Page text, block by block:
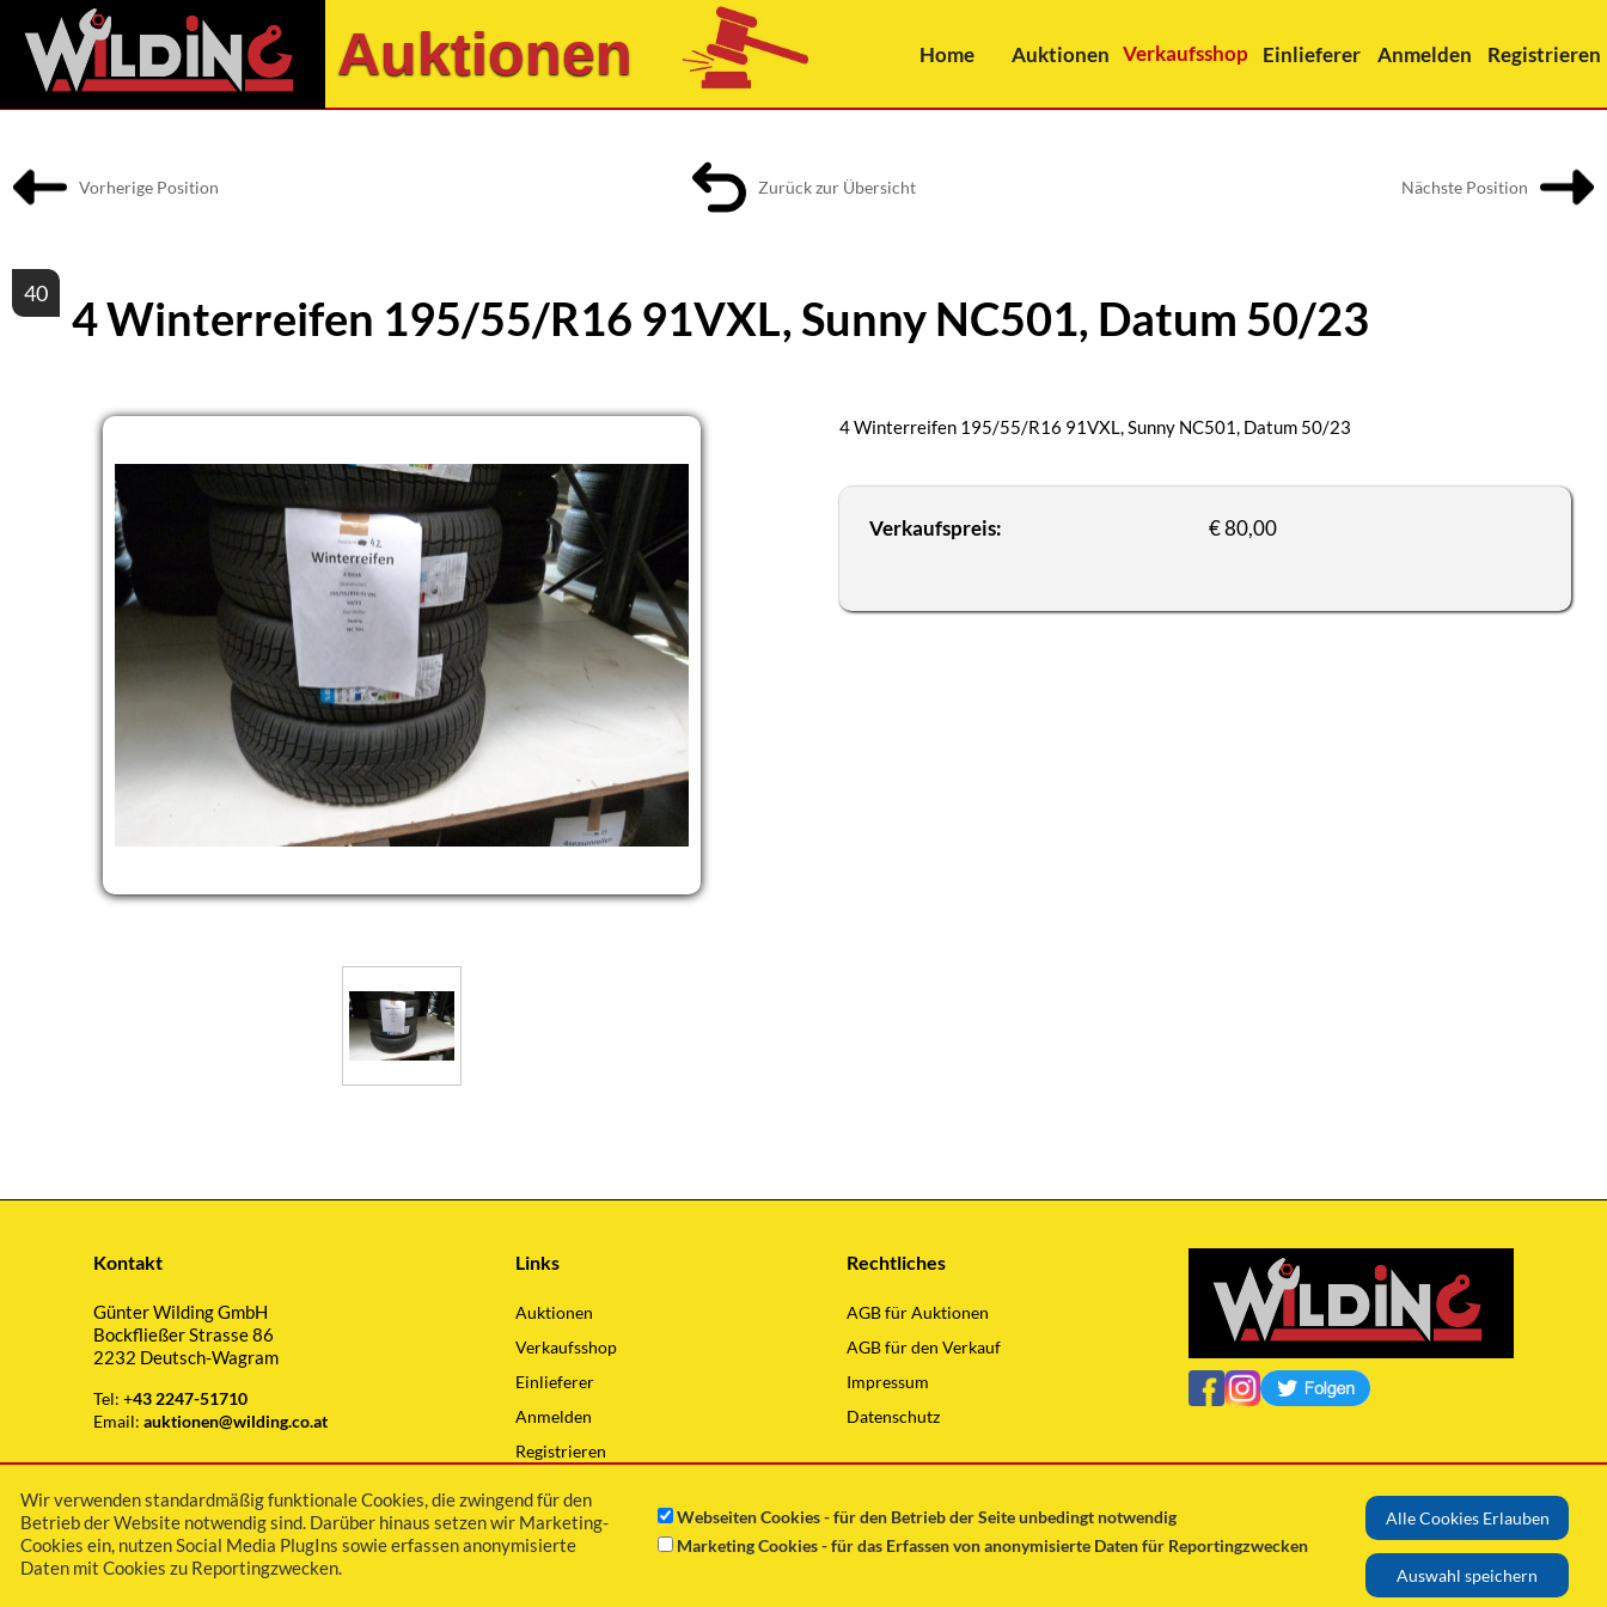
Auktionen Home Auktionen Verkaufsshop Einlieferer Anmelden Registrieren
Vorherige Position Zurück zur Übersicht Nächste Position
40 4 Winterreifen 195/55/R16 91VXL, Sunny NC501, Datum 50/23
4 Winterreifen 195/55/R16 91VXL, Sunny NC501, Datum 50/23
Verkaufspreis: € 80,00
Kontakt
Günter Wilding GmbH
Bockfließer Strasse 86
2232 Deutsch-Wagram
Tel: +43 2247-51710
Email: auktionen@wilding.co.at
Links
Auktionen
Verkaufsshop
Einlieferer
Anmelden
Registrieren
Rechtliches
AGB für Auktionen
AGB für den Verkauf
Impressum
Datenschutz
Wir verwenden standardmäßig funktionale Cookies, die zwingend für den
Betrieb der Website notwendig sind. Darüber hinaus setzen wir Marketing-
Cookies ein, nutzen Social Media PlugIns sowie erfassen anonymisierte
Daten mit Cookies zu Reportingzwecken.
Webseiten Cookies - für den Betrieb der Seite unbedingt notwendig
Marketing Cookies - für das Erfassen von anonymisierte Daten für Reportingzwecken
Alle Cookies Erlauben
Auswahl speichern